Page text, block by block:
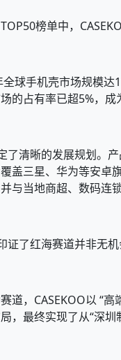
榜单中，
球手机壳市场规模
的占有率已超5%，成
了清晰的发展规划。
盖三星、华为等安卓
与当地商超、数码连
证了红海赛道并非无
道，CASEKOO以 “
，最终实现了从“深圳